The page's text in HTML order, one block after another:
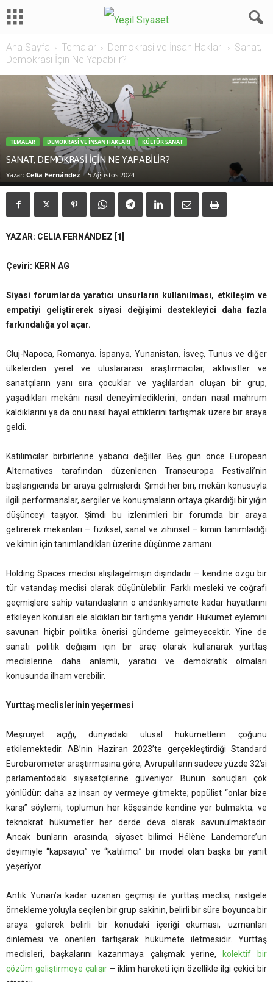
Ana Sayfa Temalar Demokrasi ve İnsan Hakları
Sanat,
Demokrasi İçin Ne Yapabilir?
TEMALAR DEMOKRASI VE İNSAN HAKLARI KÜLTÜR SANAT
SANAT, DEMOKRASI İÇIN NE YAPABILIR?
Yazar: Celia Fernández - 5 Ağustos 2024
YAZAR: CELIA FERNÁNDEZ [1]
Çeviri: KERN AG
Siyasi forumlarda yaratıcı unsurların kullanılması, etkileşim ve
empatiyi geliştirerek siyasi değişimi destekleyici daha fazla
farkındalığa yol açar.
Cluj-Napoca, Romanya. İspanya, Yunanistan, İsveç, Tunus ve diğer
ülkelerden yerel ve uluslararası araştırmacılar, aktivistler ve
sanatçıların yanı sıra çocuklar ve yaşlılardan oluşan bir grup,
yaşadıkları mekânı nasıl deneyimlediklerini, ondan nasıl mahrum
kaldıklarını ya da onu nasıl hayal ettiklerini tartışmak üzere bir araya
geldi.
Katılımcılar birbirlerine yabancı değiller. Beş gün önce European
Alternatives tarafından düzenlenen Transeuropa Festivali’nin
başlangıcında bir araya gelmişlerdi. Şimdi her biri, mekân konusuyla
ilgili performanslar, sergiler ve konuşmaların ortaya çıkardığı bir yığın
düşünceyi taşıyor. Şimdi bu izlenimleri bir forumda bir araya
getirerek mekanları – fiziksel, sanal ve zihinsel – kimin tanımladığı
ve kimin için tanımlandıkları üzerine düşünme zamanı.
Holding Spaces meclisi alışılagelmişin dışındadır – kendine özgü bir
tür vatandaş meclisi olarak düşünülebilir. Farklı mesleki ve coğrafi
geçmişlere sahip vatandaşların o andankıyamete kadar hayatlarını
etkileyen konuları ele aldıkları bir tartışma yeridir. Hükümet eylemini
savunan hiçbir politika önerisi gündeme gelmeyecektir. Yine de
sanatı politik değişim için bir araç olarak kullanarak yurttaş
meclislerine daha anlamlı, yaratıcı ve demokratik olmaları
konusunda ilham verebilir.
Yurttaş meclislerinin yeşermesi
Meşruiyet açığı, dünyadaki ulusal hükümetlerin çoğunu
etkilemektedir. AB’nin Haziran 2023’te gerçekleştirdiği Standard
Eurobarometer araştırmasına göre, Avrupalıların sadece yüzde 32’si
parlamentodaki siyasetçilerine güveniyor. Bunun sonuçları çok
yönlüdür: daha az insan oy vermeye gitmekte; popülist “onlar bize
karşı” söylemi, toplumun her köşesinde kendine yer bulmakta; ve
teknokrat hükümetler her derde deva olarak savunulmaktadır.
Ancak bunların arasında, siyaset bilimci Hélène Landemore’un
deyimiyle “kapsayıcı” ve “katılımcı” bir model olan başka bir yanıt
yeşeriyor.
Antik Yunan’a kadar uzanan geçmişi ile yurttaş meclisi, rastgele
örnekleme yoluyla seçilen bir grup sakinin, belirli bir süre boyunca bir
araya gelerek belirli bir konudaki içeriği okuması, uzmanları
dinlemesi ve önerileri tartışarak hükümete iletmesidir. Yurttaş
meclisleri, başkalarını kazanmaya çalışmak yerine,
kolektif bir
çözüm geliştirmeye çalışır – iklim hareketi için özellikle ilgi çekici bir